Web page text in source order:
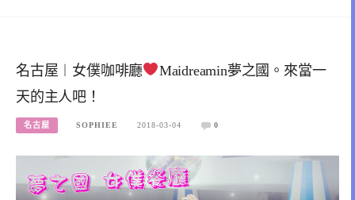
名古屋︱女僕咖啡廳
Maidreamin夢之國。來當一
天的主人吧！
名古屋 SOPHIEE 2018-03-04 0